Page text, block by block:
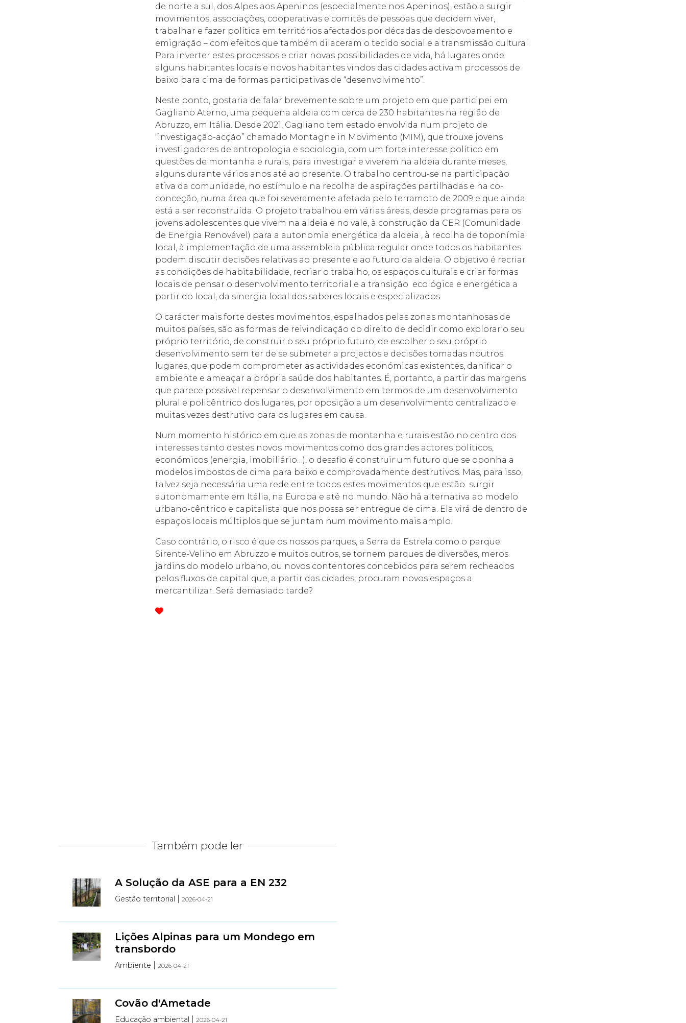
de norte a sul, dos Alpes aos Apeninos (especialmente nos Apeninos), estão a surgir
movimentos, associações, cooperativas e comités de pessoas que decidem viver,
trabalhar e fazer política em territórios afectados por décadas de despovoamento e
emigração – com efeitos que também dilaceram o tecido social e a transmissão cultural.
Para inverter estes processos e criar novas possibilidades de vida, há lugares onde
alguns habitantes locais e novos habitantes vindos das cidades activam processos de
baixo para cima de formas participativas de “desenvolvimento”.
Neste ponto, gostaria de falar brevemente sobre um projeto em que participei em
Gagliano Aterno, uma pequena aldeia com cerca de 230 habitantes na região de
Abruzzo, em Itália. Desde 2021, Gagliano tem estado envolvida num projeto de
“investigação-acção” chamado Montagne in Movimento (MIM), que trouxe jovens
investigadores de antropologia e sociologia, com um forte interesse político em
questões de montanha e rurais, para investigar e viverem na aldeia durante meses,
alguns durante vários anos até ao presente. O trabalho centrou-se na participação
ativa da comunidade, no estímulo e na recolha de aspirações partilhadas e na co-
conceção, numa área que foi severamente afetada pelo terramoto de 2009 e que ainda
está a ser reconstruída. O projeto trabalhou em várias áreas, desde programas para os
jovens adolescentes que vivem na aldeia e no vale, à construção da CER (Comunidade
de Energia Renovável) para a autonomia energética da aldeia , à recolha de toponímia
local, à implementação de uma assembleia pública regular onde todos os habitantes
podem discutir decisões relativas ao presente e ao futuro da aldeia. O objetivo é recriar
as condições de habitabilidade, recriar o trabalho, os espaços culturais e criar formas
locais de pensar o desenvolvimento territorial e a transição ecológica e energética a
partir do local, da sinergia local dos saberes locais e especializados.
O carácter mais forte destes movimentos, espalhados pelas zonas montanhosas de
muitos países, são as formas de reivindicação do direito de decidir como explorar o seu
próprio território, de construir o seu próprio futuro, de escolher o seu próprio
desenvolvimento sem ter de se submeter a projectos e decisões tomadas noutros
lugares, que podem comprometer as actividades económicas existentes, danificar o
ambiente e ameaçar a própria saúde dos habitantes. É, portanto, a partir das margens
que parece possível repensar o desenvolvimento em termos de um desenvolvimento
plural e policêntrico dos lugares, por oposição a um desenvolvimento centralizado e
muitas vezes destrutivo para os lugares em causa.
Num momento histórico em que as zonas de montanha e rurais estão no centro dos
interesses tanto destes novos movimentos como dos grandes actores políticos,
económicos (energia, imobiliário…), o desafio é construir um futuro que se oponha a
modelos impostos de cima para baixo e comprovadamente destrutivos. Mas, para isso,
talvez seja necessária uma rede entre todos estes movimentos que estão surgir
autonomamente em Itália, na Europa e até no mundo. Não há alternativa ao modelo
urbano-cêntrico e capitalista que nos possa ser entregue de cima. Ela virá de dentro de
espaços locais múltiplos que se juntam num movimento mais amplo.
Caso contrário, o risco é que os nossos parques, a Serra da Estrela como o parque
Sirente-Velino em Abruzzo e muitos outros, se tornem parques de diversões, meros
jardins do modelo urbano, ou novos contentores concebidos para serem recheados
pelos fluxos de capital que, a partir das cidades, procuram novos espaços a
mercantilizar. Será demasiado tarde?
Também pode ler
A Solução da ASE para a EN 232
Gestão territorial 2026-04-21
Lições Alpinas para um Mondego em
transbordo
Ambiente 2026-04-21
Covão d'Ametade
Educação ambiental 2026-04-21